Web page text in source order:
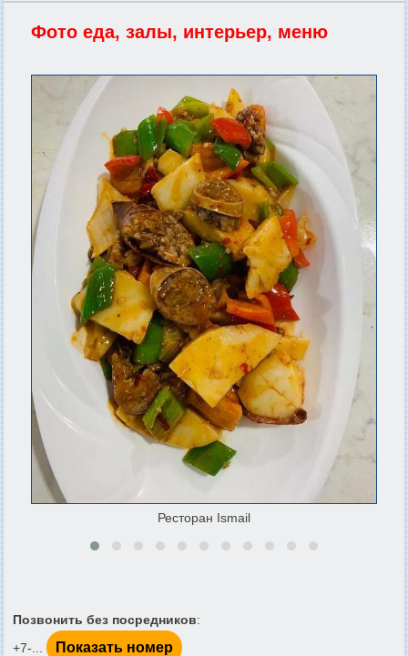
Фото еда, залы, интерьер, меню
Ресторан Ismail
Позвонить без посредников:
+7-...
Показать номер